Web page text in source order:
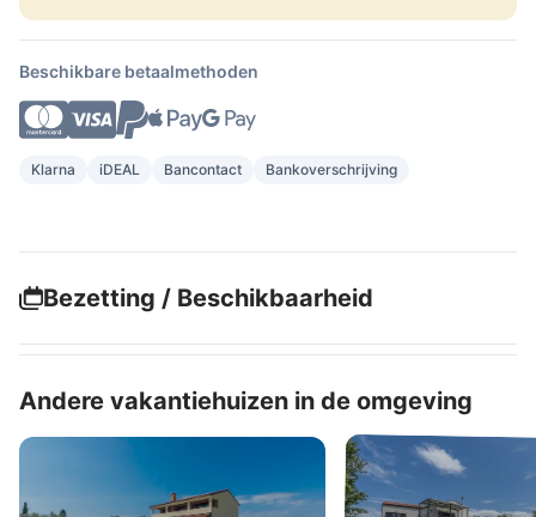
Beschikbare betaalmethoden
Klarna iDEAL Bancontact Bankoverschrijving
Bezetting / Beschikbaarheid
Andere vakantiehuizen in de omgeving